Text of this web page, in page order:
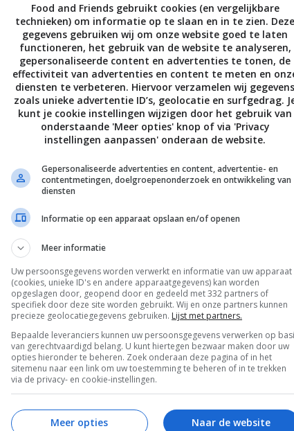
regelt het insulineniveau in je lijf. Zo houd je je
draagt zalm bij aan een glanzende en soepele huid.
werking. Ook de stof astaxanthine, die
stralende en gezonde huid. Deze antioxidant voert
Nóg een reden om vaker zalm te eten!
waaronder je geheugen. Ook de choline in
Daar profiteer je dus van als je
ze kunnen zich beter concentreren en onthouden zo
Dat komt doordat de vis caloriearm is en juist
tijd een verzadigd gevoel, maar hebben ook
stimuleren eiwitten je stofwisseling, wat ook je
verbeteren; ze zijn ook heel gezond voor je
je bloed goed kan blijven stromen en je organen en
Food and Friends gebruikt cookies (en vergelijkbare
technieken) om informatie op te slaan en in te zien. Deze
gegevens gebruiken wij om onze website goed te laten
functioneren, het gebruik van de website te analyseren,
gepersonaliseerde content en advertenties te tonen, de
effectiviteit van advertenties en content te meten en
diensten te verbeteren. Hiervoor verzamelen wij gegevens
zoals unieke advertentie ID’s, geolocatie en surfgedrag.
kunt je cookie instellingen wijzigen door het gebruik van
onderstaande 'Meer opties' knop of via 'Privacy
instellingen aanpassen' onderaan de website.
Gepersonaliseerde advertenties en content, advertentie- en
contentmetingen, doelgroepenonderzoek en ontwikkeling van
diensten
Informatie op een apparaat opslaan en/of openen
Meer informatie
Uw persoonsgegevens worden verwerkt en informatie van uw apparaat
(cookies, unieke ID's en andere apparaatgegevens) kan worden
opgeslagen door, geopend door en gedeeld met 332 partners of
specifiek door deze site worden gebruikt. Wij en onze partners kunnen
precieze geolocatiegegevens gebruiken. Lijst met partners.
Bepaalde leveranciers kunnen uw persoonsgegevens verwerken op
van gerechtvaardigd belang. U kunt hiertegen bezwaar maken door uw
opties hieronder te beheren. Zoek onderaan deze pagina of in het
sitemenu naar een link om uw toestemming te beheren of in te trekken
via de privacy- en cookie-instellingen.
Naar de website
Meer opties